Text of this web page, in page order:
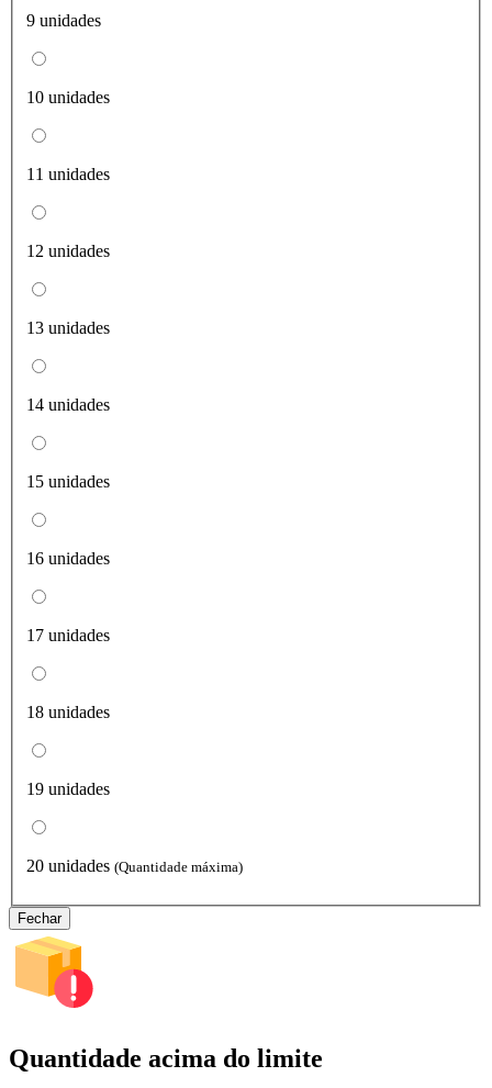
9 unidades
10 unidades
11 unidades
12 unidades
13 unidades
14 unidades
15 unidades
16 unidades
17 unidades
18 unidades
19 unidades
20 unidades (Quantidade máxima)
Fechar
Quantidade acima do limite